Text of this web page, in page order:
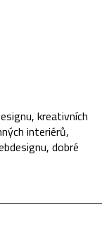
kreativních
interiérů,
dobré